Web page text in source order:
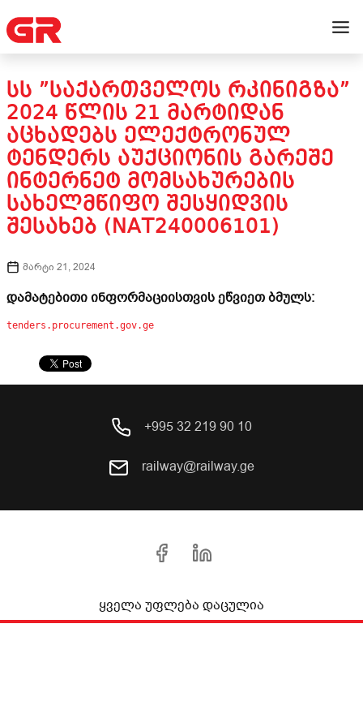
ᲡᲡ ”ᲡᲐᲥᲐᲠᲗᲕᲔᲚᲝᲡ ᲠᲙᲘᲜᲘᲒᲖᲐ”
2024 ᲬᲚᲘᲡ 21 ᲛᲐᲠᲢᲘᲓᲐᲜ
ᲐᲪᲮᲐᲓᲔᲑᲡ ᲔᲚᲔᲥᲢᲠᲝᲜᲣᲚ
ᲢᲔᲜᲓᲔᲠᲡ ᲐᲣᲥᲪᲘᲝᲜᲘᲡ ᲒᲐᲠᲔᲨᲔ
ᲘᲜᲢᲔᲠᲜᲔᲢ ᲛᲝᲛᲡᲐᲮᲣᲠᲔᲑᲘᲡ
ᲡᲐᲮᲔᲚᲛᲬᲘᲤᲝ ᲨᲔᲡᲧᲘᲓᲕᲘᲡ
ᲨᲔᲡᲐᲮᲔᲑ (NAT240006101)
მარტი 21, 2024
დამატებითი ინფორმაციისთვის ეწვიეთ ბმულს:
tenders.procurement.gov.ge
+995 32 219 90 10
railway@railway.ge
ყველა უფლება დაცულია